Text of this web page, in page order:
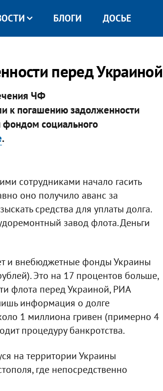
БЛОГИ ДОСЬЕ
перед Украиной
ЧФ
к погашению задолженности
социального
.
сотрудниками начало гасить
оно получило аванс за
средства для уплаты долга.
завод флота. Деньги
и внебюджетные фонды Украины
Это на 17 процентов больше,
флота перед Украиной, РИА
информация о долге
1 миллиона гривен (примерно 4
процедуру банкротства.
на территории Украины
где непосредственно